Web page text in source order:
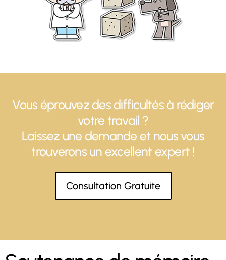
Vous éprouvez des difficultés à rédiger
votre travail ?
Laissez une demande et nous vous
trouverons un excellent expert !
Consultation Gratuite